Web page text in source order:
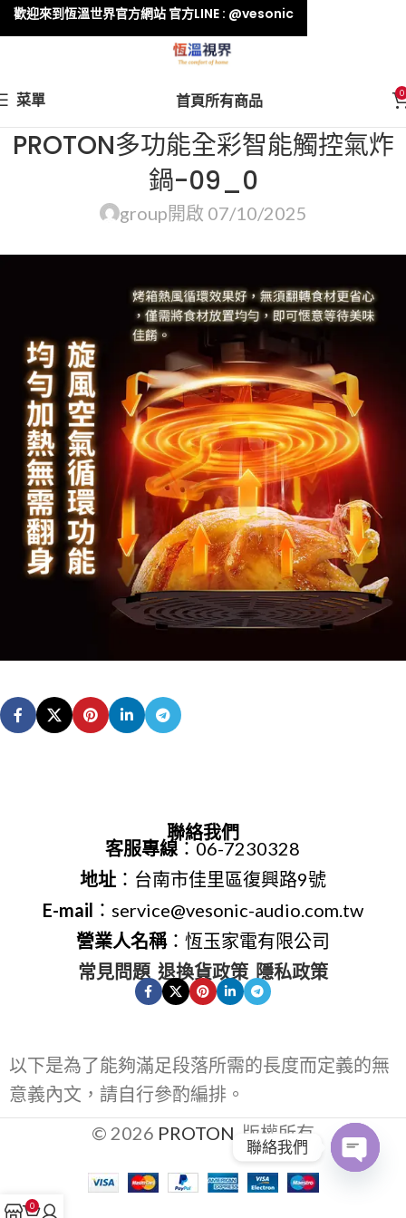
菜單 首頁所有商品 0
PROTON多功能全彩智能觸控氣炸
鍋-09_0
group開啟 07/10/2025
聯絡我們
客服專線：06-7230328
地址：台南市佳里區復興路9號
E-mail ：service@vesonic-audio.com.tw
營業人名稱：恆玉家電有限公司
常見問題 退換貨政策 隱私政策
以下是為了能夠滿足段落所需的長度而定義的無
意義內文，請自行參酌編排。
© 2026 PROTON . 版權所有
歡迎來到恆溫世界官方網站 官方LINE : @vesonic
0
聯絡我們